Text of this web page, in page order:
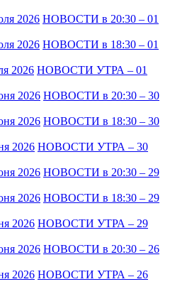
НОВОСТИ в 20:30 – 01
НОВОСТИ в 18:30 – 01
НОВОСТИ УТРА – 01
НОВОСТИ в 20:30 – 30
НОВОСТИ в 18:30 – 30
НОВОСТИ УТРА – 30
НОВОСТИ в 20:30 – 29
НОВОСТИ в 18:30 – 29
НОВОСТИ УТРА – 29
НОВОСТИ в 20:30 – 26
НОВОСТИ УТРА – 26